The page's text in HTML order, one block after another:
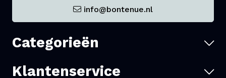
info@bontenue.nl
Categorieën
Klantenservice